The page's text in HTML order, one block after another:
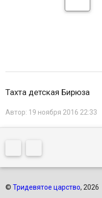
Тахта детская Бирюза
Автор: 19 ноября 2016 22:33
© Тридевятое царство, 2026